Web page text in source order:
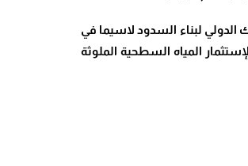
لبناء السدود لاسيما في
المياه السطحية الملوثة